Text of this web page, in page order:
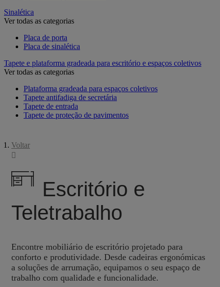
Sinalética
Ver todas as categorias
Placa de porta
Placa de sinalética
Tapete e plataforma gradeada para escritório e espaços coletivos
Ver todas as categorias
Plataforma gradeada para espaços coletivos
Tapete antifadiga de secretária
Tapete de entrada
Tapete de proteção de pavimentos
Voltar
Escritório e
Teletrabalho
Encontre mobiliário de escritório projetado para
conforto e produtividade. Desde cadeiras ergonómicas
a soluções de arrumação, equipamos o seu espaço de
trabalho com qualidade e funcionalidade.